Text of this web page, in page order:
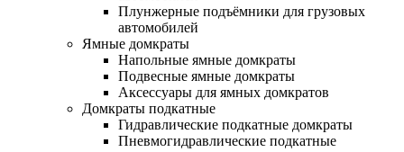
Плунжерные подъёмники для грузовых
автомобилей
Ямные домкраты
Напольные ямные домкраты
Подвесные ямные домкраты
Аксессуары для ямных домкратов
Домкраты подкатные
Гидравлические подкатные домкраты
Пневмогидравлические подкатные